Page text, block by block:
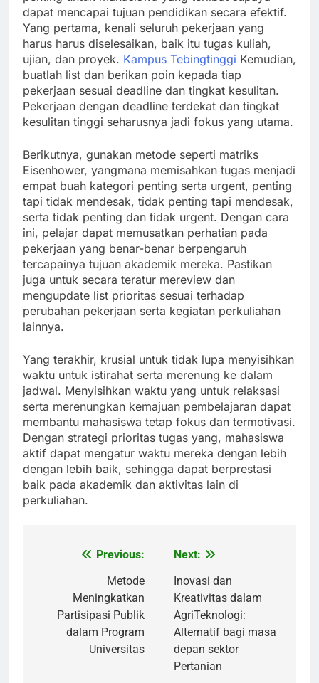
dapat mencapai tujuan pendidikan secara efektif.
Yang pertama, kenali seluruh pekerjaan yang
harus harus diselesaikan, baik itu tugas kuliah,
ujian, dan proyek. Kampus Tebingtinggi Kemudian,
buatlah list dan berikan poin kepada tiap
pekerjaan sesuai deadline dan tingkat kesulitan.
Pekerjaan dengan deadline terdekat dan tingkat
kesulitan tinggi seharusnya jadi fokus yang utama.
Berikutnya, gunakan metode seperti matriks
Eisenhower, yangmana memisahkan tugas menjadi
empat buah kategori penting serta urgent, penting
tapi tidak mendesak, tidak penting tapi mendesak,
serta tidak penting dan tidak urgent. Dengan cara
ini, pelajar dapat memusatkan perhatian pada
pekerjaan yang benar-benar berpengaruh
tercapainya tujuan akademik mereka. Pastikan
juga untuk secara teratur mereview dan
mengupdate list prioritas sesuai terhadap
perubahan pekerjaan serta kegiatan perkuliahan
lainnya.
Yang terakhir, krusial untuk tidak lupa menyisihkan
waktu untuk istirahat serta merenung ke dalam
jadwal. Menyisihkan waktu yang untuk relaksasi
serta merenungkan kemajuan pembelajaran dapat
membantu mahasiswa tetap fokus dan termotivasi.
Dengan strategi prioritas tugas yang, mahasiswa
aktif dapat mengatur waktu mereka dengan lebih
dengan lebih baik, sehingga dapat berprestasi
baik pada akademik dan aktivitas lain di
perkuliahan.
navigation
Previous:
Metode
Meningkatkan
Partisipasi Publik
dalam Program
Universitas
Next:
Inovasi dan
Kreativitas dalam
AgriTeknologi:
Alternatif bagi masa
depan sektor
Pertanian